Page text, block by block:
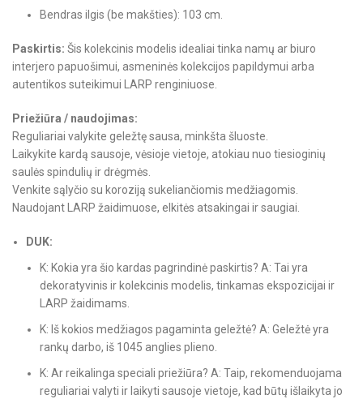
Bendras ilgis (be makšties): 103 cm.
Paskirtis: Šis kolekcinis modelis idealiai tinka namų ar biuro
interjero papuošimui, asmeninės kolekcijos papildymui arba
autentikos suteikimui LARP renginiuose.
Priežiūra / naudojimas:
Reguliariai valykite geležtę sausa, minkšta šluoste.
Laikykite kardą sausoje, vėsioje vietoje, atokiau nuo tiesioginių
saulės spindulių ir drėgmės.
Venkite sąlyčio su koroziją sukeliančiomis medžiagomis.
Naudojant LARP žaidimuose, elkitės atsakingai ir saugiai.
DUK:
K: Kokia yra šio kardas pagrindinė paskirtis? A: Tai yra
dekoratyvinis ir kolekcinis modelis, tinkamas ekspozicijai ir
LARP žaidimams.
K: Iš kokios medžiagos pagaminta geležtė? A: Geležtė yra
rankų darbo, iš 1045 anglies plieno.
K: Ar reikalinga speciali priežiūra? A: Taip, rekomenduojama
reguliariai valyti ir laikyti sausoje vietoje, kad būtų išlaikyta jo